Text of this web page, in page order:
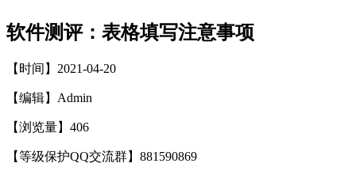
软件测评：表格填写注意事项
【时间】2021-04-20
【编辑】Admin
【浏览量】 406
【等级保护QQ交流群】881590869